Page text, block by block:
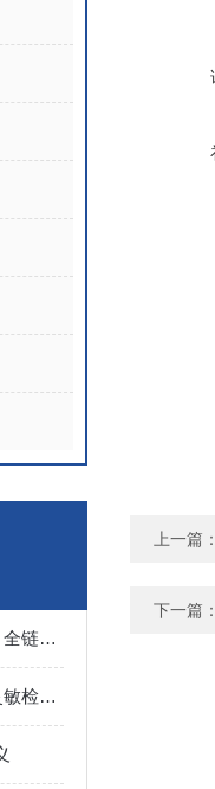
Millipore发光液的制备工艺：全链路质控保障检测性能稳定
Millipore发光液：多场景高灵敏检测的核心试剂支撑
上一篇
下一篇